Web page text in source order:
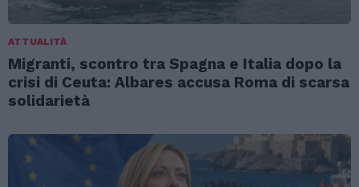
ATTUALITÀ
Migranti, scontro tra Spagna e Italia dopo la
crisi di Ceuta: Albares accusa Roma di scarsa
solidarietà